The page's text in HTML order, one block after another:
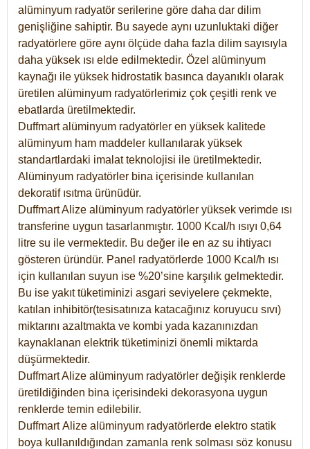
alüminyum radyatör serilerine göre daha dar dilim
genişliğine sahiptir. Bu sayede aynı uzunluktaki diğer
radyatörlere göre aynı ölçüde daha fazla dilim sayısıyla
daha yüksek ısı elde edilmektedir. Özel alüminyum
kaynağı ile yüksek hidrostatik basınca dayanıklı olarak
üretilen alüminyum radyatörlerimiz çok çeşitli renk ve
ebatlarda üretilmektedir.
Duffmart alüminyum radyatörler en yüksek kalitede
alüminyum ham maddeler kullanılarak yüksek
standartlardaki imalat teknolojisi ile üretilmektedir.
Alüminyum radyatörler bina içerisinde kullanılan
dekoratif ısıtma ürünüdür.
Duffmart Alize alüminyum radyatörler yüksek verimde ısı
transferine uygun tasarlanmıştır. 1000 Kcal/h ısıyı 0,64
litre su ile vermektedir. Bu değer ile en az su ihtiyacı
gösteren üründür. Panel radyatörlerde 1000 Kcal/h ısı
için kullanılan suyun ise %20’sine karşılık gelmektedir.
Bu ise yakıt tüketiminizi asgari seviyelere çekmekte,
katılan inhibitör(tesisatınıza katacağınız koruyucu sıvı)
miktarını azaltmakta ve kombi yada kazanınızdan
kaynaklanan elektrik tüketiminizi önemli miktarda
düşürmektedir.
Duffmart Alize alüminyum radyatörler değişik renklerde
üretildiğinden bina içerisindeki dekorasyona uygun
renklerde temin edilebilir.
DuffmartAlize alüminyum radyatörlerde elektro statik
boya kullanıldığından zamanla renk solması söz konusu